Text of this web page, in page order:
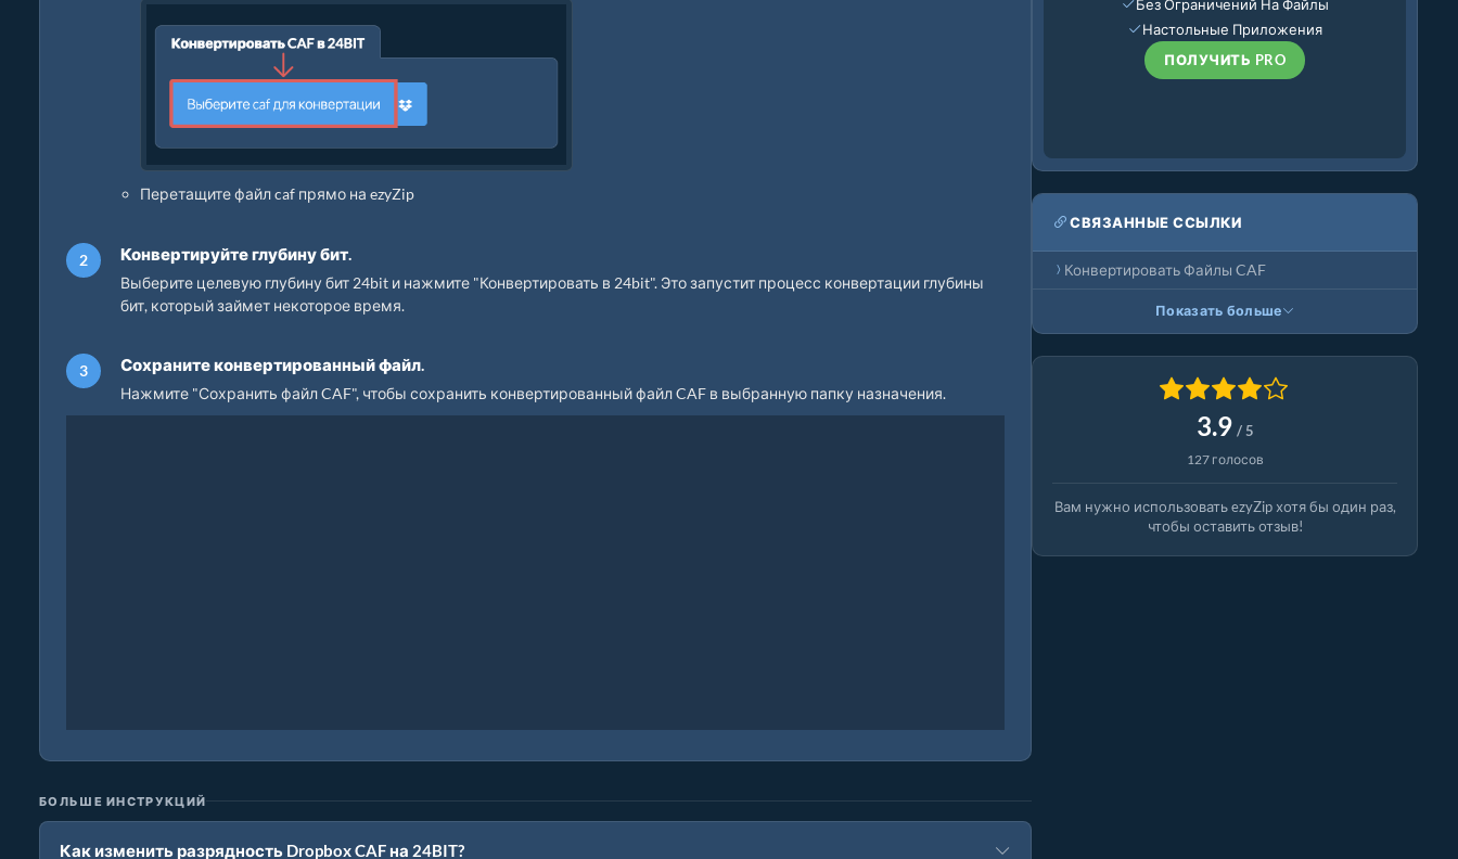
Перетащите файл caf прямо на ezyZip
Конвертируйте глубину бит.
Выберите целевую глубину бит 24bit и нажмите "Конвертировать в 24bit". Это запустит процесс конвертации глубины
бит, который займет некоторое время.
Сохраните конвертированный файл.
Нажмите "Сохранить файл CAF", чтобы сохранить конвертированный файл CAF в выбранную папку назначения.
БОЛЬШЕ ИНСТРУКЦИЙ
Как изменить разрядность Dropbox CAF на 24BIT?
Без Ограничений На Файлы
Настольные Приложения
ПОЛУЧИТЬ PRO
СВЯЗАННЫЕ ССЫЛКИ
Конвертировать Файлы CAF
Показать больше
3.9 / 5
127 голосов
Вам нужно использовать ezyZip хотя бы один раз,
чтобы оставить отзыв!